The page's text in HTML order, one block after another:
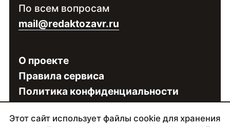
По всем вопросам
mail@redaktozavr.ru
О проекте
Правила сервиса
Политика конфиденциальности
Этот сайт использует файлы cookie для хранения